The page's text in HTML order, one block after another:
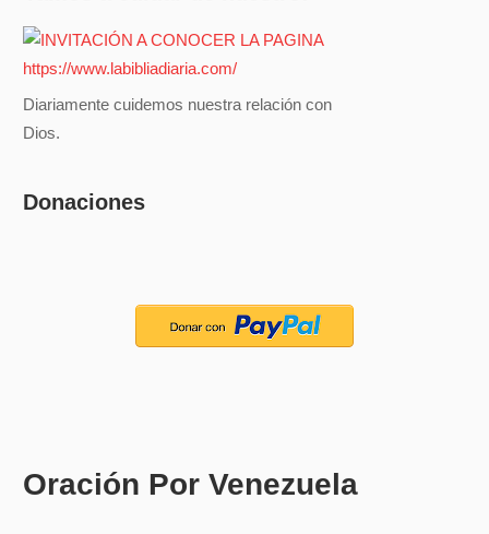
Diariamente cuidemos nuestra relación con
Dios.
Donaciones
Oración Por Venezuela